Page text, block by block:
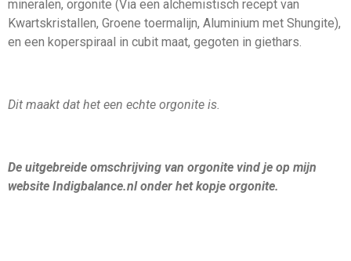
mineralen, orgonite (Via een alchemistisch recept van
Kwartskristallen, Groene toermalijn, Aluminium met Shungite),
en een koperspiraal in cubit maat, gegoten in giethars.
Dit maakt dat het een echte orgonite is.
De uitgebreide omschrijving van orgonite vind je op mijn
website Indigbalance.nl onder het kopje orgonite.